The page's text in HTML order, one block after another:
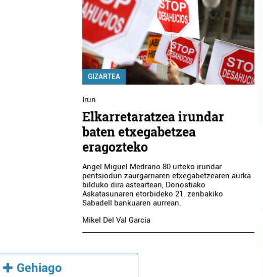
GIZARTEA
Irun
Elkarretaratzea irundar
baten etxegabetzea
eragozteko
Angel Miguel Medrano 80 urteko irundar
pentsiodun zaurgarriaren etxegabetzearen aurka
bilduko dira asteartean, Donostiako
Askatasunaren etorbideko 21. zenbakiko
Sabadell bankuaren aurrean.
Mikel Del Val Garcia
Gehiago